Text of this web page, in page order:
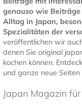
genauso wie
Alltag in Japan,
Spezialitäten der
veröffentlichen wir
denen Sie original
kochen können.
und ganze neue
Japan Magazin